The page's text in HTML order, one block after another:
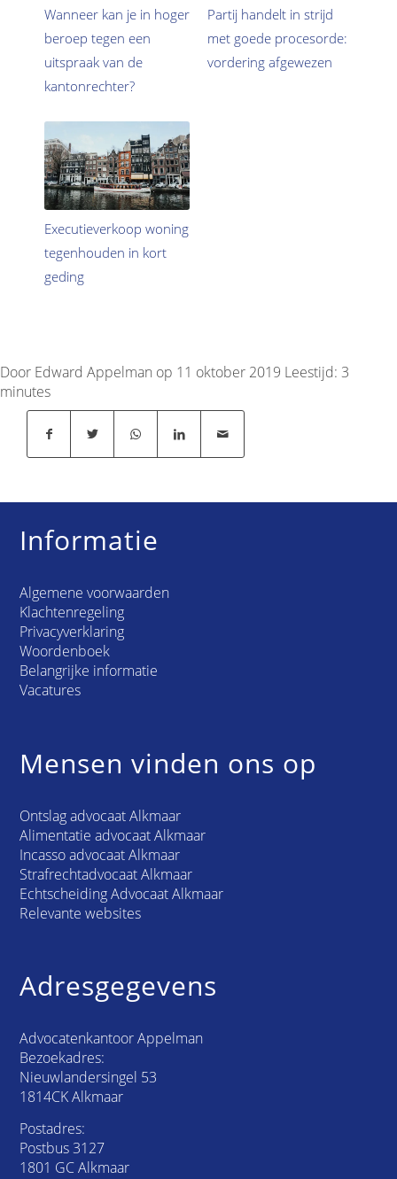
Wanneer kan je in hoger
beroep tegen een
uitspraak van de
kantonrechter?
Partij handelt in strijd
met goede procesorde:
vordering afgewezen
Executieverkoop woning
tegenhouden in kort
geding
Door Edward Appelman op 11 oktober 2019 Leestijd: 3
minutes
Informatie
Algemene voorwaarden
Klachtenregeling
Privacyverklaring
Woordenboek
Belangrijke informatie
Vacatures
Mensen vinden ons op
Ontslag advocaat Alkmaar
Alimentatie advocaat Alkmaar
Incasso advocaat Alkmaar
Strafrechtadvocaat Alkmaar
Echtscheiding Advocaat Alkmaar
Relevante websites
Adresgegevens
Advocatenkantoor Appelman
Bezoekadres:
Nieuwlandersingel 53
1814CK Alkmaar
Postadres:
Postbus 3127
1801 GC Alkmaar